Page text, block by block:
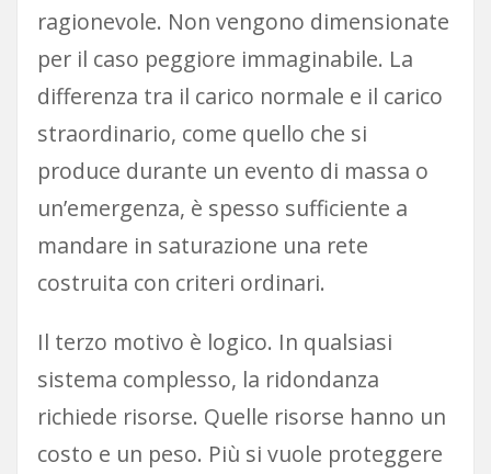
ragionevole. Non vengono dimensionate
per il caso peggiore immaginabile. La
differenza tra il carico normale e il carico
straordinario, come quello che si
produce durante un evento di massa o
un’emergenza, è spesso sufficiente a
mandare in saturazione una rete
costruita con criteri ordinari.
Il terzo motivo è logico. In qualsiasi
sistema complesso, la ridondanza
richiede risorse. Quelle risorse hanno un
costo e un peso. Più si vuole proteggere